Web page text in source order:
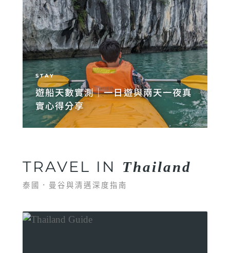
STAY
遊船天數實測｜一日遊與兩天一夜真
實心得分享
TRAVEL IN Thailand
泰國．曼谷與清邁深度指南